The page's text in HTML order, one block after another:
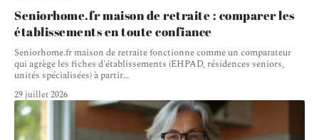
Seniorhome.fr maison de retraite : comparer les
établissements en toute confiance
Seniorhome.fr maison de retraite fonctionne comme un comparateur
qui agrège les fiches d'établissements (EHPAD, résidences seniors,
unités spécialisées) à partir…
29 juillet 2026